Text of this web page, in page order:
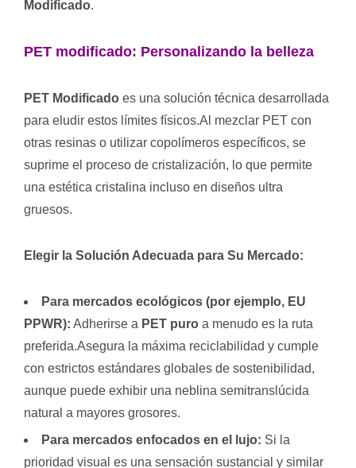
Modificado.
PET modificado: Personalizando la belleza
PET Modificado es una solución técnica desarrollada
para eludir estos límites físicos.Al mezclar PET con
otras resinas o utilizar copolímeros específicos, se
suprime el proceso de cristalización, lo que permite
una estética cristalina incluso en diseños ultra
gruesos.
Elegir la Solución Adecuada para Su Mercado:
Para mercados ecológicos (por ejemplo, EU
PPWR): Adherirse a PET puro a menudo es la ruta
preferida.Asegura la máxima reciclabilidad y cumple
con estrictos estándares globales de sostenibilidad,
aunque puede exhibir una neblina semitranslúcida
natural a mayores grosores.
Para mercados enfocados en el lujo: Si la
prioridad visual es una sensación sustancial y similar